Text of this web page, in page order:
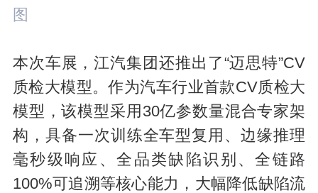
图
本次车展，江汽集团还推出了“迈思特”CV
质检大模型。作为汽车行业首款CV质检大
模型，该模型采用30亿参数量混合专家架
构，具备一次训练全车型复用、边缘推理
毫秒级响应、全品类缺陷识别、全链路
100%可追溯等核心能力，大幅降低缺陷流